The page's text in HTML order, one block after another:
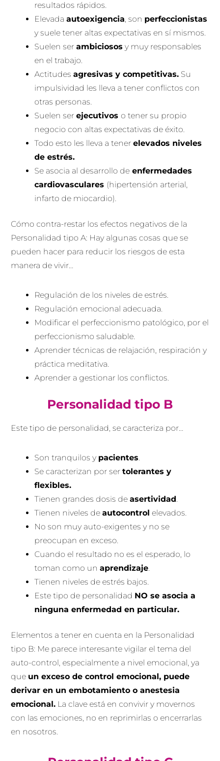
resultados rápidos.
Elevadaautoexigencia, son perfeccionistas
y suele tener altas expectativas en sí mismos.
Suelen serambiciosos y muy responsables
en el trabajo.
Actitudesagresivas y competitivas. Su
impulsividad les lleva a tener conflictos con
otras personas.
Suelen serejecutivoso tener su propio
negocio con altas expectativas de éxito.
Todo esto les lleva a tenerelevados niveles
de estrés.
Se asocia al desarrollo de enfermedades
cardiovasculares (hipertensión arterial,
infarto de miocardio).
Cómo contra-restar los efectos negativos de la
Personalidad tipo A: Hay algunas cosas que se
pueden hacer para reducir los riesgos de esta
manera de vivir…
Regulación de los niveles de estrés.
Regulación emocional adecuada.
Modificar el perfeccionismo patológico, por el
perfeccionismo saludable.
Aprender técnicas de relajación, respiración y
práctica meditativa.
Aprender a gestionar los conflictos.
Personalidad tipo B
Este tipo de personalidad, se caracteriza por…
Son tranquilos y pacientes.
Se caracterizan por sertolerantes y
flexibles.
Tienen grandes dosis deasertividad.
Tienen niveles deautocontrol elevados.
No son muy auto-exigentes y no se
preocupan en exceso.
Cuando el resultado no es el esperado, lo
toman como unaprendizaje.
Tienen niveles de estrés bajos.
Este tipo de personalidad NO se asocia a
ninguna enfermedad en particular.
Elementos a tener en cuenta en la Personalidad
tipo B: Me parece interesante vigilar el tema del
auto-control, especialmente a nivel emocional, ya
que un exceso de control emocional, puede
derivar en un embotamiento o anestesia
emocional. La clave está en convivir y movernos
con las emociones, no en reprimirlas o encerrarlas
en nosotros.